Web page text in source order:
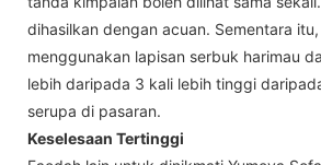
dihasilkan dengan acuan. Sementara
menggunakan lapisan serbuk harimau
lebih daripada 3 kali lebih tinggi
serupa di pasaran.
Keselesaan Tertinggi